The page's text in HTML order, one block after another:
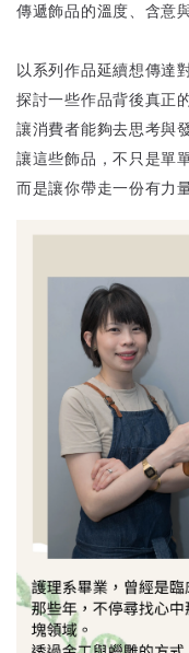
傳遞飾品的溫度、含意
以系列作品延續想傳達
探討一些作品背後真正
讓消費者能夠去思考與
讓這些飾品，不只是單
而是讓你帶走一份有力